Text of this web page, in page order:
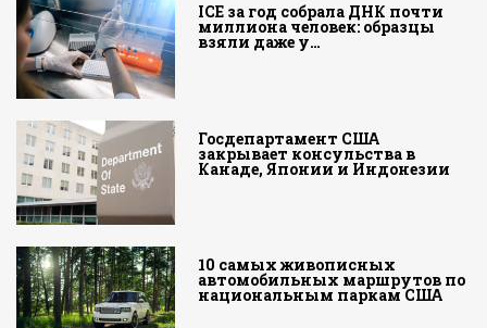
ICE за год собрала ДНК почти
миллиона человек: образцы
взяли даже у…
Госдепартамент США
закрывает консульства в
Канаде, Японии и Индонезии
10 самых живописных
автомобильных маршрутов по
национальным паркам США